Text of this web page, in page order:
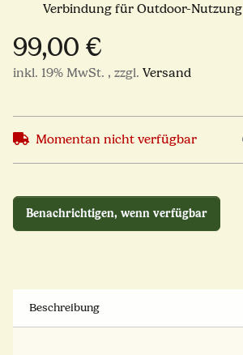
Verbindung für Outdoor-Nutzung
99,00 €
inkl. 19% MwSt. , zzgl. Versand
Momentan nicht verfügbar
Benachrichtigen, wenn verfügbar
Beschreibung